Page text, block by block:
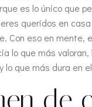
es lo único que
queridos en casa
Con eso en mente,
lo que más
lo que más dura en
de